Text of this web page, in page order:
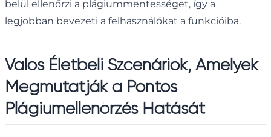
belül ellenőrzi a plágiummentességet, így a
legjobban bevezeti a felhasználókat a funkcióiba.
Valós Életbeli Szcenáriók, Amelyek
Megmutatják a Pontos
Plágiumellenőrzés Hatását